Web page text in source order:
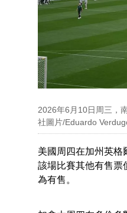
2026年6月10日周三，
社圖片/Eduardo
美國周四在加州英格
該場比賽其他有售票
為有售。